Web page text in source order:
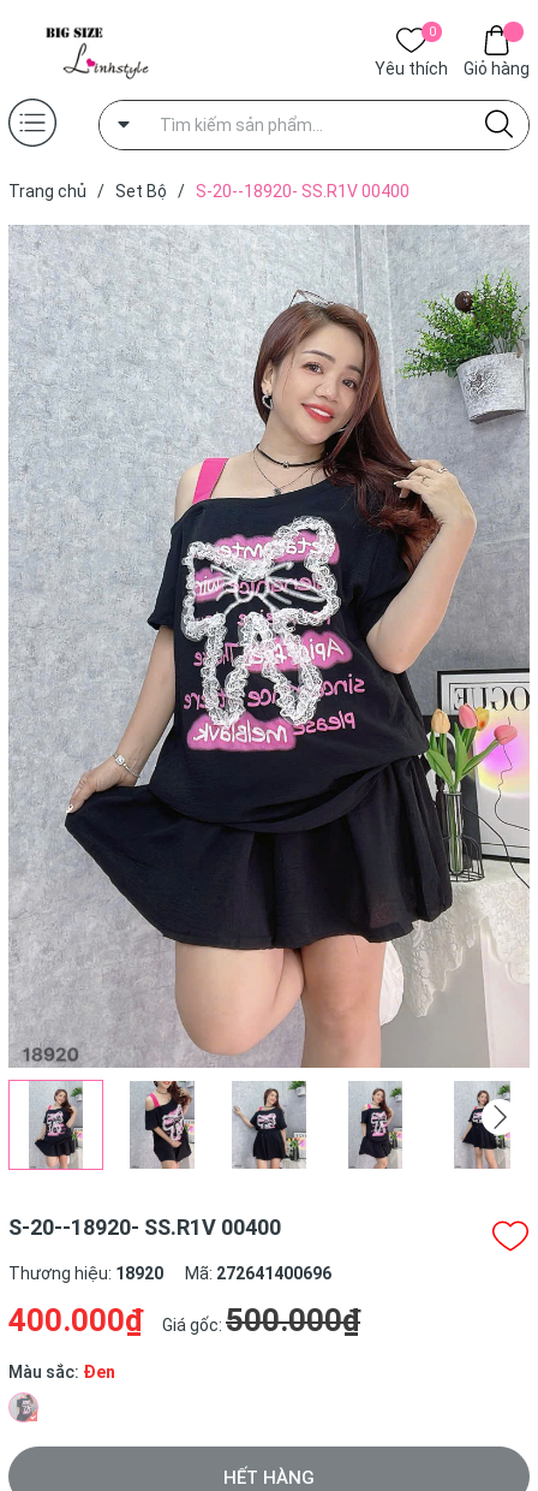
0
Yêu thích Giỏ hàng
Trang chủ / Set Bộ / S-20--18920- SS.R1V 00400
S-20--18920- SS.R1V 00400
Thương hiệu: 18920 Mã: 272641400696
400.000₫ Giá gốc: 500.000₫
Màu sắc: Đen
HẾT HÀNG